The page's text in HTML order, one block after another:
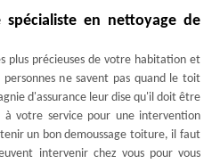
en nettoyage de
plus précieuses de votre habitation et
ne savent pas quand le toit
d'assurance leur dise qu'il doit être
à votre service pour une intervention
un bon demoussage toiture, il faut
intervenir chez vous pour vous